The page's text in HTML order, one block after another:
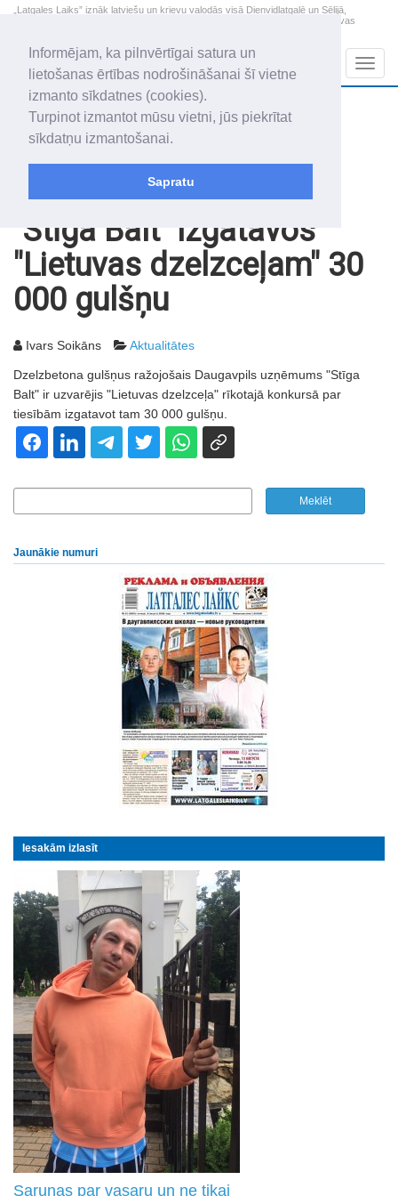
Informējam, ka pilnvērtīgai satura un
lietošanas ērtības nodrošināšanai šī vietne
izmanto sīkdatnes (cookies).
Turpinot izmantot mūsu vietni, jūs piekrītat
sīkdatņu izmantošanai.
Sapratu
„Latgales Laiks” iznāk latviešu un krievu valodās visā Dienvidlatgalē un Sēlijā,
„Latgales Laiks” latviešu valodā aptver Daugavpils valstspilsētu, Augšdaugavas
2026. gada 9. augusts
Svētdiena
Genovefa, Genoveva, Madara
+17.2
"Stīga Balt" izgatavos
"Lietuvas dzelzceļam" 30
000 gulšņu
Ivars Soikāns Aktualitātes
Dzelzbetona gulšņus ražojošais Daugavpils uzņēmums "Stīga
Balt" ir uzvarējis "Lietuvas dzelzceļa" rīkotajā konkursā par
tiesībām izgatavot tam 30 000 gulšņu.
Jaunākie numuri
Iesakām izlasīt
Sarunas par vasaru un ne tikai